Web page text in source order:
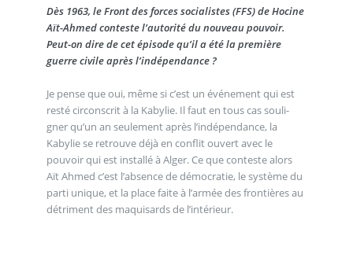
Dès 1963, le Front des forces socialistes (FFS) de Hocine
Aït-Ahmed conteste l’autorité du nouveau pouvoir.
Peut-on dire de cet épisode qu’il a été la première
guerre civile après l’indépendance ?
Je pense que oui, même si c’est un événement qui est
resté circonscrit à la Kabylie. Il faut en tous cas souli-
gner qu’un an seulement après l’indépendance, la
Kabylie se retrouve déjà en conflit ouvert avec le
pouvoir qui est installé à Alger. Ce que conteste alors
Aït Ahmed c’est l’absence de démocratie, le système du
parti unique, et la place faite à l’armée des frontières au
détriment des maquisards de l’intérieur.